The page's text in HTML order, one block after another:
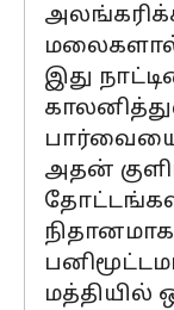
மலைகளால்
இது
பார்வையை
அதன்
மத்தியில்